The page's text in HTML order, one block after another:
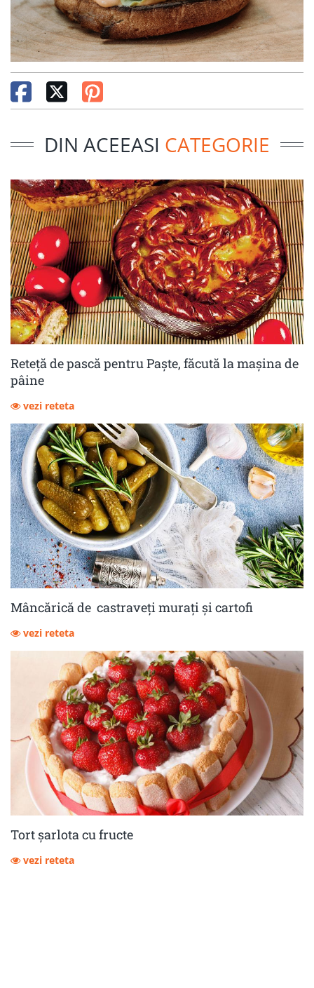
DIN ACEEASI CATEGORIE
Reteță de pască pentru Paște, făcută la mașina de
pâine
vezi reteta
Mâncărică de castraveţi muraţi şi cartofi
vezi reteta
Tort șarlota cu fructe
vezi reteta